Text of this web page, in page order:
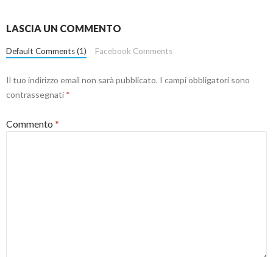
LASCIA UN COMMENTO
Default Comments (1) Facebook Comments
Il tuo indirizzo email non sarà pubblicato. I campi obbligatori sono
contrassegnati *
Commento *